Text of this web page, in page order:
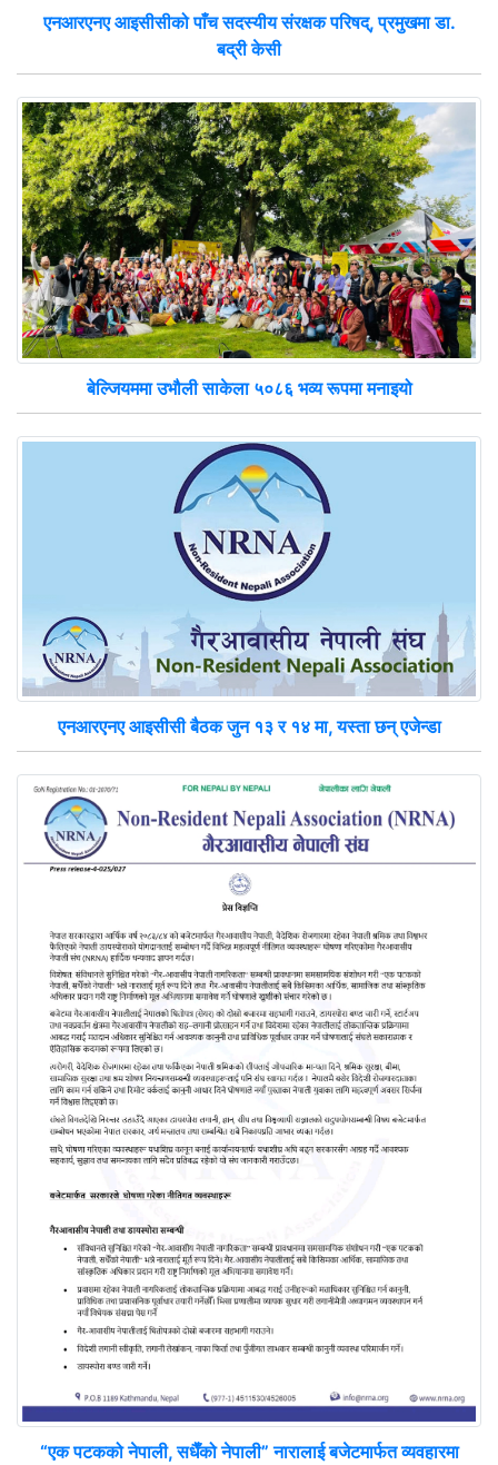
एनआरएनए आइसीसीको पाँच सदस्यीय संरक्षक परिषद्, प्रमुखमा डा.
बद्री केसी
बेल्जियममा उभौली साकेला ५०८६ भव्य रूपमा मनाइयो
एनआरएनए आइसीसी बैठक जुन १३ र १४ मा, यस्ता छन् एजेन्डा
“एक पटकको नेपाली, सधैँको नेपाली” नारालाई बजेटमार्फत व्यवहारमा